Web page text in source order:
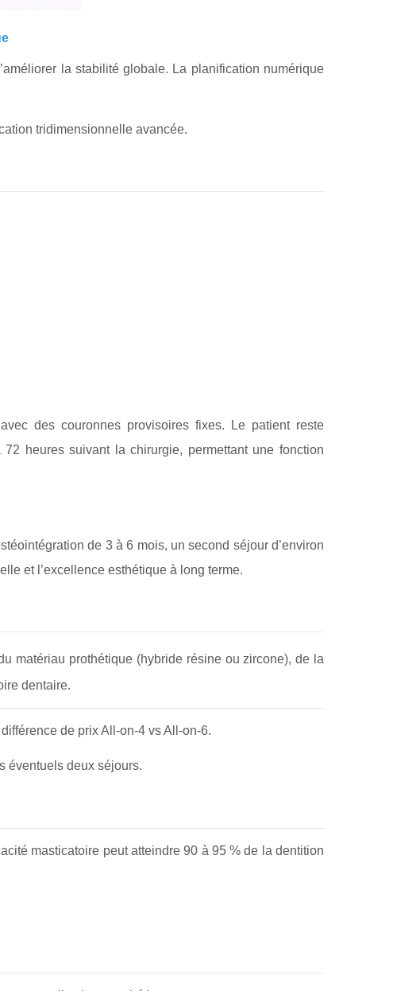
la stabilité globale. La planification numérique
tridimensionnelle avancée.
des couronnes provisoires fixes. Le patient reste
heures suivant la chirurgie, permettant une fonction
de 3 à 6 mois, un second séjour d’environ
et l’excellence esthétique à long terme.
matériau prothétique (hybride résine ou zircone), de la
dentaire.
de prix All-on-4 vs All-on-6.
éventuels deux séjours.
masticatoire peut atteindre 90 à 95 % de la dentition